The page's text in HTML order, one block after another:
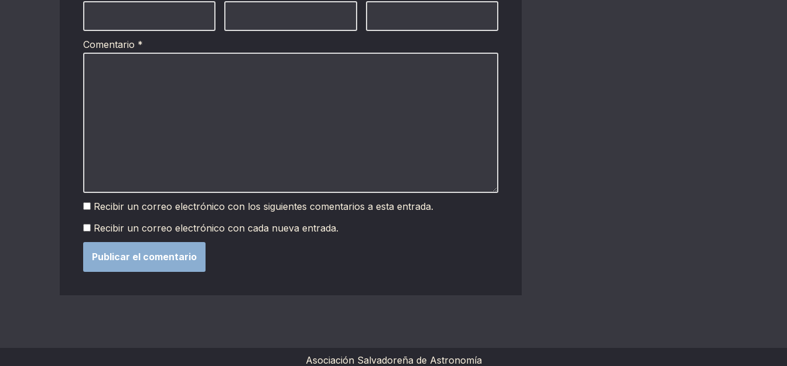
Comentario *
Recibir un correo electrónico con los siguientes comentarios a esta entrada.
Recibir un correo electrónico con cada nueva entrada.
Asociación Salvadoreña de Astronomía